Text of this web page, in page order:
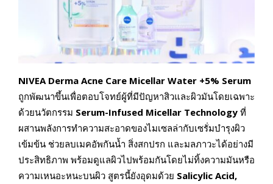
NIVEA Derma Acne Care Micellar Water +5% Serum
ถูกพัฒนาขึ้นเพื่อตอบโจทย์ผู้ที่มีปัญหาสิวและผิวมันโดยเฉพาะ
ด้วยนวัตกรรม Serum-Infused Micellar Technology ที่
ผสานพลังการทำความสะอาดของไมเซลล่ากับเซรั่มบำรุงผิว
เข้มข้น ช่วยลบเมคอัพกันน้ำ สิ่งสกปรก และมลภาวะได้อย่างมี
ประสิทธิภาพ พร้อมดูแลผิวไปพร้อมกันโดยไม่ทิ้งความมันหรือ
ความเหนอะหนะบนผิว สูตรนี้ยังอุดมด้วย Salicylic Acid,